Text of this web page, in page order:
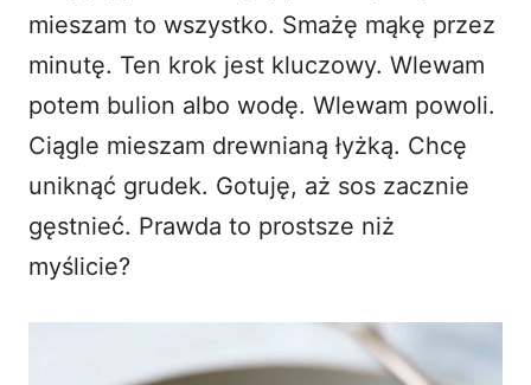
mieszam to wszystko. Smażę mąkę przez
minutę. Ten krok jest kluczowy. Wlewam
potem bulion albo wodę. Wlewam powoli.
Ciągle mieszam drewnianą łyżką. Chcę
uniknąć grudek. Gotuję, aż sos zacznie
gęstnieć. Prawda to prostsze niż
myślicie?